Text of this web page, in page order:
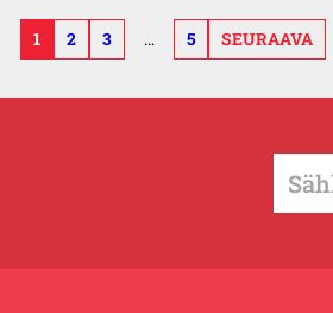
1 2 3 … 5 SEURAAVA